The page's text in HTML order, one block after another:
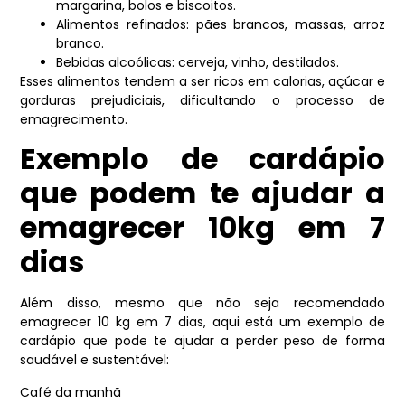
margarina, bolos e biscoitos.
Alimentos refinados: pães brancos, massas, arroz
branco.
Bebidas alcoólicas: cerveja, vinho, destilados.
Esses alimentos tendem a ser ricos em calorias, açúcar e
gorduras prejudiciais, dificultando o processo de
emagrecimento.
Exemplo de cardápio
que podem te ajudar a
emagrecer 10kg em 7
dias
Além disso, mesmo que não seja recomendado
emagrecer 10 kg em 7 dias, aqui está um exemplo de
cardápio que pode te ajudar a perder peso de forma
saudável e sustentável:
Café da manhã